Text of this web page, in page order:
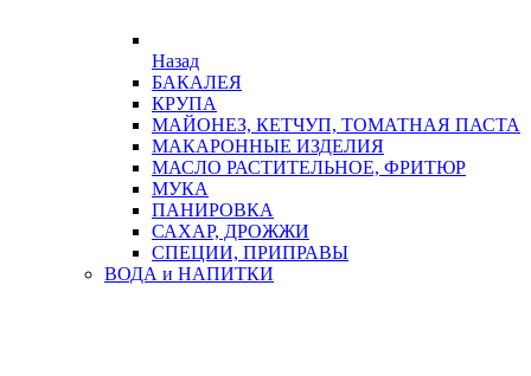
Назад
БАКАЛЕЯ
КРУПА
МАЙОНЕЗ, КЕТЧУП, ТОМАТНАЯ ПАСТА
МАКАРОННЫЕ ИЗДЕЛИЯ
МАСЛО РАСТИТЕЛЬНОЕ, ФРИТЮР
МУКА
ПАНИРОВКА
САХАР, ДРОЖЖИ
СПЕЦИИ, ПРИПРАВЫ
ВОДА и НАПИТКИ